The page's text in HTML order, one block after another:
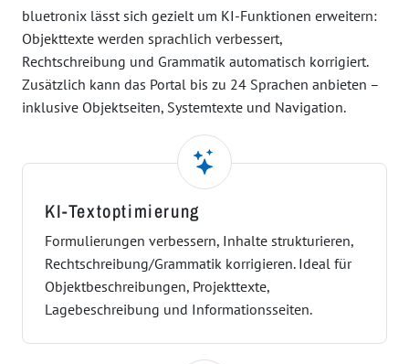
bluetronix lässt sich gezielt um KI-Funktionen erweitern:
Objekttexte werden sprachlich verbessert,
Rechtschreibung und Grammatik automatisch korrigiert.
Zusätzlich kann das Portal bis zu 24 Sprachen anbieten –
inklusive Objektseiten, Systemtexte und Navigation.
KI-Textoptimierung
Formulierungen verbessern, Inhalte strukturieren,
Rechtschreibung/Grammatik korrigieren. Ideal für
Objektbeschreibungen, Projekttexte,
Lagebeschreibung und Informationsseiten.